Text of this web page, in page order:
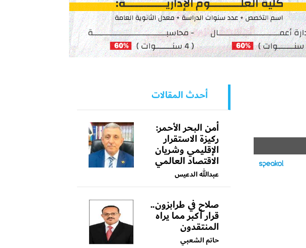
أحدث المقالات
أمن البحر الأحمر:
ركيزة الاستقرار
الإقليمي وشريان
الاقتصاد العالمي
عبدالله الدعيس
صلاح في طرابزون..
قرار أكبر مما يراه
المنتقدون
حاتم الشعبي